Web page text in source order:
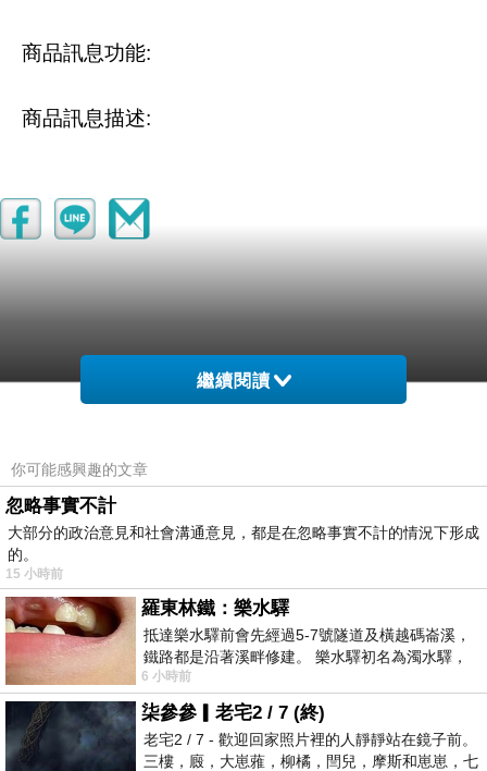
商品訊息功能:
商品訊息描述:
非買不可的理由
★女性必備、私處防護
★蔓越莓、洛神花萃取物添加
繼續閱讀
你可能感興趣的文章
忽略事實不計
大部分的政治意見和社會溝通意見，都是在忽略事實不計的情況下形成
的。
15 小時前
羅東林鐵：樂水驛
抵達樂水驛前會先經過5-7號隧道及橫越碼崙溪，
鐵路都是沿著溪畔修建。 樂水驛初名為濁水驛，
但因與臺鐵集集線車站同名，於1953
6 小時前
柒參參▎老宅2 / 7 (終)
老宅2 / 7 - 歡迎回家照片裡的人靜靜站在鏡子前。
三樓，廄，大崽蕥，柳橘，閆兒，摩斯和崽崽，七